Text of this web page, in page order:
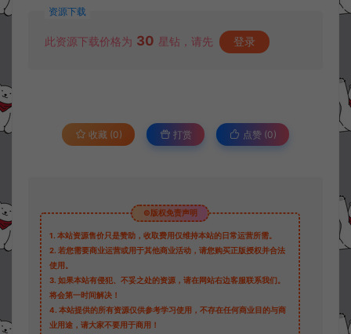
资源下载
此资源下载价格为 30 星钻，请先 登录
收藏 (0) 打赏 点赞 (0)
©版权免责声明
1. 本站资源售价只是赞助，收取费用仅维持本站的日常运营所需。
2. 若您需要商业运营或用于其他商业活动，请您购买正版授权并合法
使用。
3. 如果本站有侵犯、不妥之处的资源，请在网站右边客服联系我们。
将会第一时间解决！
4. 本站提供的所有资源仅供参考学习使用，不存在任何商业目的与商
业用途，请大家不要用于商用！